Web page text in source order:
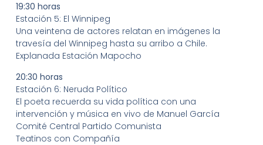
19:30 horas
Estación 5: El Winnipeg
Una veintena de actores relatan en imágenes la
travesía del Winnipeg hasta su arribo a Chile.
Explanada Estación Mapocho
20:30 horas
Estación 6: Neruda Político
El poeta recuerda su vida política con una
intervención y música en vivo de Manuel García
Comité Central Partido Comunista
Teatinos con Compañía